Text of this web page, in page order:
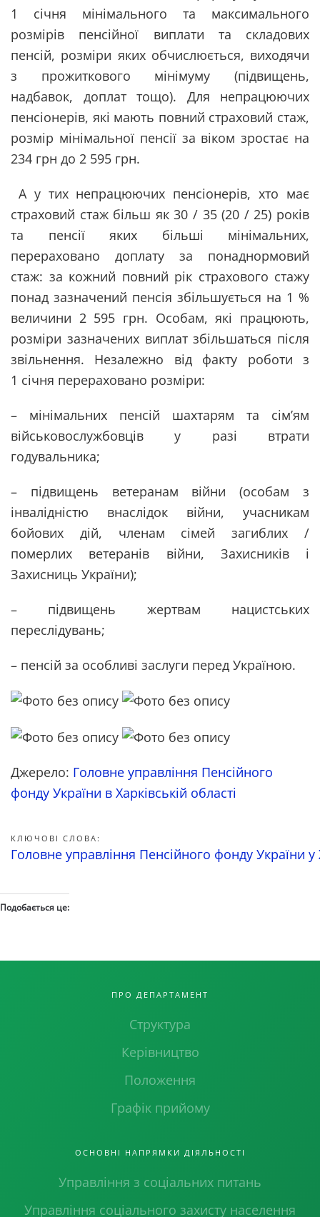
1 січня мінімального та максимального
розмірів пенсійної виплати та складових
пенсій, розміри яких обчислюється, виходячи
з прожиткового мінімуму (підвищень,
надбавок, доплат тощо). Для непрацюючих
пенсіонерів, які мають повний страховий стаж,
розмір мінімальної пенсії за віком зростає на
234 грн до 2 595 грн.
А у тих непрацюючих пенсіонерів, хто має
страховий стаж більш як 30 / 35 (20 / 25) років
та пенсії яких більші мінімальних,
перераховано доплату за понаднормовий
стаж: за кожний повний рік страхового стажу
понад зазначений пенсія збільшується на 1 %
величини 2 595 грн. Особам, які працюють,
розміри зазначених виплат збільшаться після
звільнення. Незалежно від факту роботи з
1 січня перераховано розміри:
– мінімальних пенсій шахтарям та сім’ям
військовослужбовців у разі втрати
годувальника;
– підвищень ветеранам війни (особам з
інвалідністю внаслідок війни, учасникам
бойових дій, членам сімей загиблих /
померлих ветеранів війни, Захисників і
Захисниць України);
– підвищень жертвам нацистських
переслідувань;
– пенсій за особливі заслуги перед Україною.
Джерело: Головне управління Пенсійного
фонду України в Харківській області
КЛЮЧОВІ СЛОВА:
Головне управління Пенсійного фонду України у
Подобається це:
ПРО ДЕПАРТАМЕНТ
Структура
Керівництво
Положення
Графік прийому
ОСНОВНІ НАПРЯМКИ ДІЯЛЬНОСТІ
Управління з соціальних питань
Управління соціального захисту населення